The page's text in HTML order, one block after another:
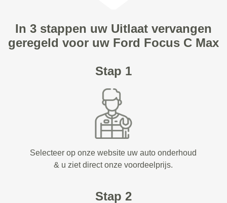
In 3 stappen uw Uitlaat vervangen
geregeld voor uw Ford Focus C Max
Stap 1
Selecteer op onze website uw auto onderhoud
& u ziet direct onze voordeelprijs.
Stap 2